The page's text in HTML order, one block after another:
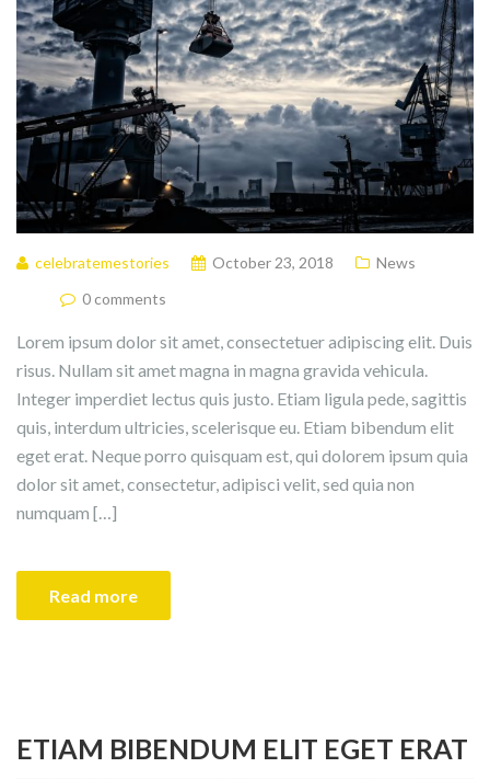
celebratemestories October 23, 2018
News
0 comments
Lorem ipsum dolor sit amet, consectetuer adipiscing elit. Duis
risus. Nullam sit amet magna in magna gravida vehicula.
Integer imperdiet lectus quis justo. Etiam ligula pede, sagittis
quis, interdum ultricies, scelerisque eu. Etiam bibendum elit
eget erat. Neque porro quisquam est, qui dolorem ipsum quia
dolor sit amet, consectetur, adipisci velit, sed quia non
numquam […]
Read more
ETIAM BIBENDUM ELIT EGET ERAT